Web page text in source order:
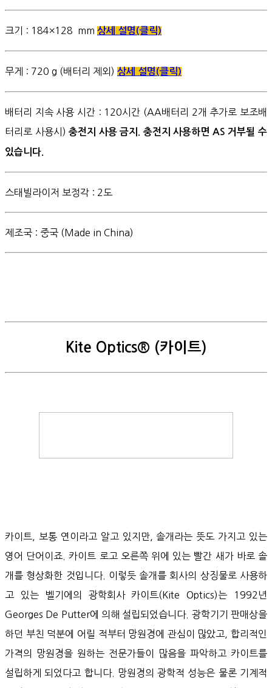
크기 : 184×128 mm 상세 설명(클릭)
무게 : 720 g (배터리 제외) 상세 설명(클릭)
배터리 지속 사용 시간 : 120시간 (AA배터리 2개 추가로 보조배
터리로 사용시)충전지 사용 금지. 충전지 사용하면 AS 거부될 수
있습니다.
스태빌라이저 보정각 : 2도
제조국 : 중국 (Made in China)
Kite Optics® (카이트)
카이트, 보통 연이라고 알고 있지만, 솔개라는 뜻도 가지고 있는
영어 단어이죠. 카이트 로고 오른쪽 위에 있는 빨간 새가 바로 솔
개를 형상화한 것입니다. 이렇듯 솔개를 회사의 상징물로 사용하
고 있는 벨기에의 광학회사 카이트(Kite Optics)는 1992년
Georges De Putter에 의해 설립되었습니다. 광학기기 판매상을
하던 부친 덕분에 어릴 적부터 망원경에 관심이 많았고, 합리적인
가격의 망원경을 원하는 전문가들이 많음을 파악하고 카이트를
설립하게 되었다고 합니다. 망원경의 광학적 성능은 물론 기계적